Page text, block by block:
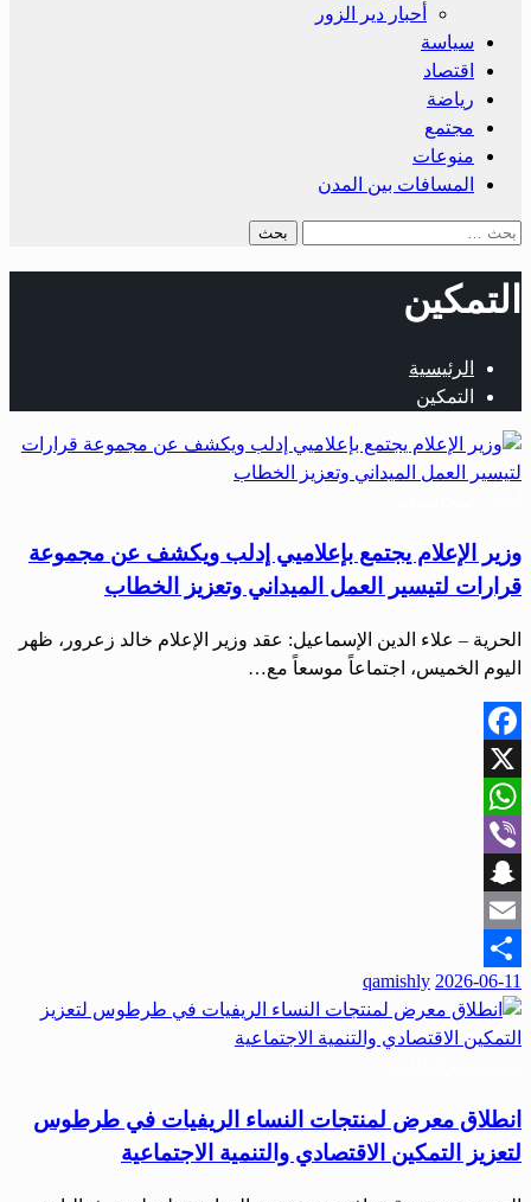
أحبار دير الزور
سياسة
اقتصاد
رياضة
مجتمع
منوعات
المسافات بين المدن
التمكين
الرئيسية
التمكين
وزير الإعلام يجتمع بإعلاميي إدلب ويكشف عن مجموعة
قرارات لتيسير العمل الميداني وتعزيز الخطاب
الحرية – علاء الدين الإسماعيل: عقد وزير الإعلام خالد زعرور، ظهر
اليوم الخميس، اجتماعاً موسعاً مع…
Facebook
X
WhatsApp
Viber
Snapchat
Email
Share
2026-06-11
qamishly
انطلاق معرض لمنتجات النساء الريفيات في طرطوس
لتعزيز التمكين الاقتصادي والتنمية الاجتماعية